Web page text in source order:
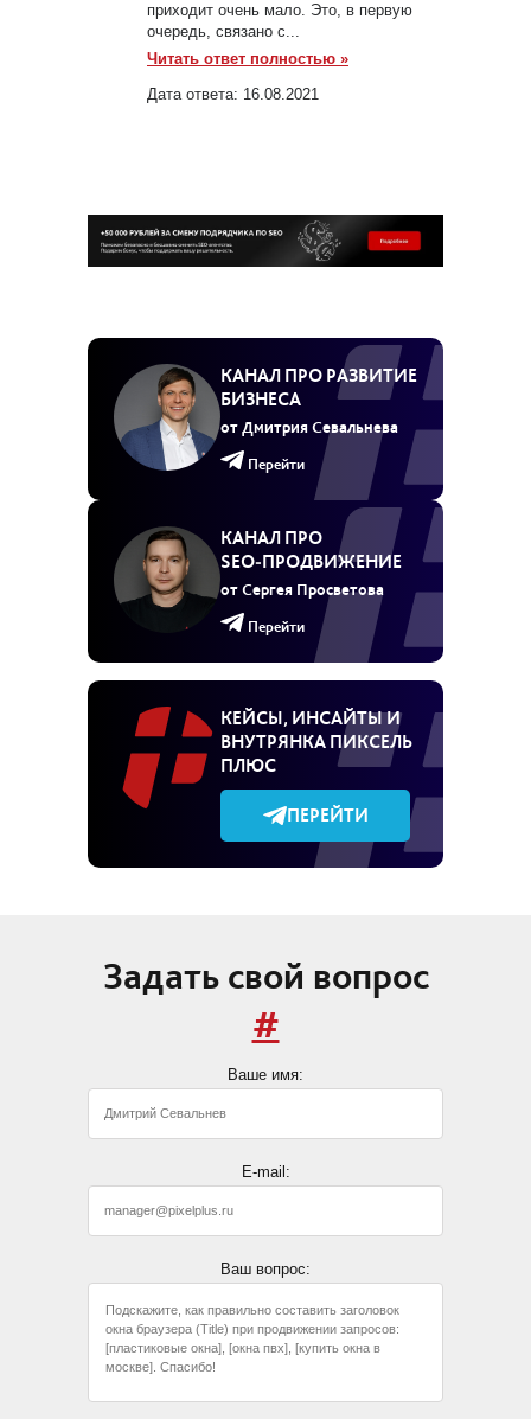
приходит очень мало. Это, в первую
очередь, связано с...
Читать ответ полностью »
Дата ответа: 16.08.2021
КАНАЛ ПРО РАЗВИТИЕ
БИЗНЕСА
от Дмитрия Севальнева
Перейти
КАНАЛ ПРО
SEO‑ПРОДВИЖЕНИЕ
от Сергея Просветова
Перейти
КЕЙСЫ, ИНСАЙТЫ И
ВНУТРЯНКА ПИКСЕЛЬ
ПЛЮС
ПЕРЕЙТИ
Задать свой вопрос
#
Ваше имя:
E-mail:
Ваш вопрос: